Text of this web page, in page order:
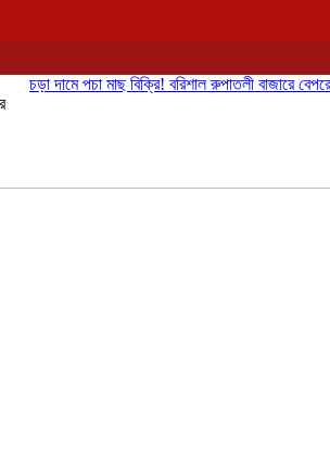
দামে পচা মাছ বিক্রি! বরিশাল রুপাতলী বাজারে বেপরোয়া মাছ